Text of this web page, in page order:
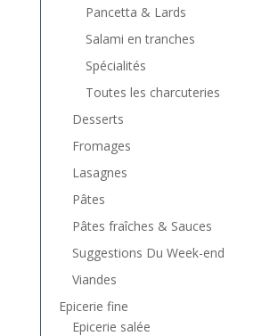
Pancetta & Lards
Salami en tranches
Spécialités
Toutes les charcuteries
Desserts
Fromages
Lasagnes
Pâtes
Pâtes fraîches & Sauces
Suggestions Du Week-end
Viandes
Epicerie fine
Epicerie salée